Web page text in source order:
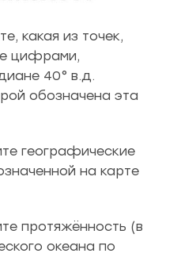
какая из точек,
цифрами,
40° в.д.
обозначена эта
географические
на карте
протяжённость (в
океана по